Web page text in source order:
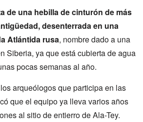
de una hebilla de cinturón de más
desenterrada en una
Atlántida rusa, nombre dado a una
Siberia, ya que está cubierta de agua
pocas semanas al año.
arqueólogos que participa en las
que el equipo ya lleva varios años
al sitio de entierro de Ala-Tey.